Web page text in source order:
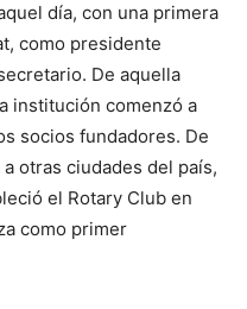
día, con una primera
como presidente
De aquella
institución comenzó a
socios fundadores. De
otras ciudades del país,
el Rotary Club en
como primer